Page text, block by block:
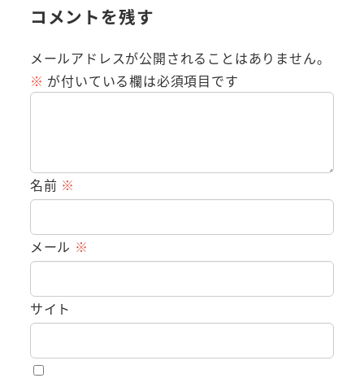
コメントを残す
メールアドレスが公開されることはありません。
※ が付いている欄は必須項目です
名前 ※
メール ※
サイト